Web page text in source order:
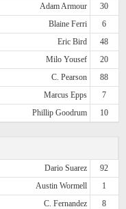
Adam Armour
30
Blaine Ferri
6
Eric Bird
48
Milo Yousef
20
C. Pearson
88
Marcus Epps
7
Phillip Goodrum 10
Dario Suarez
92
Austin Wormell
1
C. Fernandez
8